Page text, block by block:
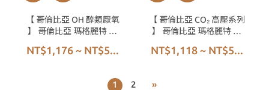
【 哥倫比亞 OH 醇類厭氧
】 哥倫比亞 瑪格麗特 香
處理
NT$1,176 ~ NT$5...
【 哥倫比亞 CO₂ 高壓系列
】 哥倫比亞 瑪格麗特 木
理
NT$1,118 ~ NT$5...
1 2 »